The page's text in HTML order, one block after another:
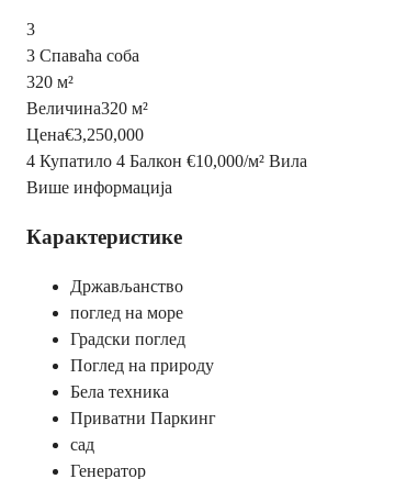
3
3 Спаваћа соба
320 м²
Величина320 м²
Цена€3,250,000
4 Купатило 4 Балкон €10,000/м² Вила
Више информација
Карактеристике
Држављанство
поглед на море
Градски поглед
Поглед на природу
Бела техника
Приватни Паркинг
сад
Генератор